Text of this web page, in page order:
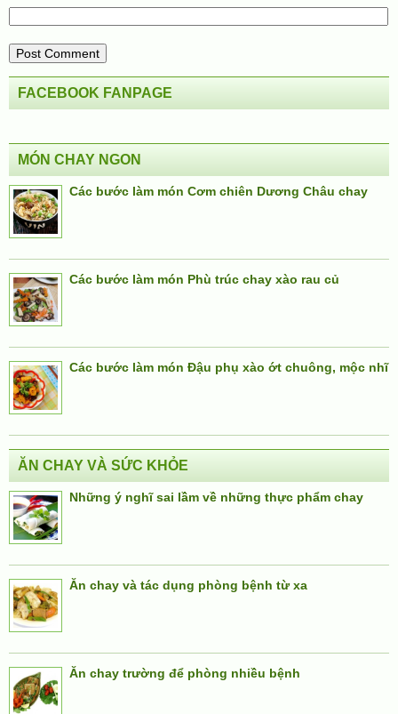
FACEBOOK FANPAGE
MÓN CHAY NGON
Các bước làm món Cơm chiên Dương Châu chay
Các bước làm món Phù trúc chay xào rau củ
Các bước làm món Đậu phụ xào ớt chuông, mộc nhĩ
ĂN CHAY VÀ SỨC KHỎE
Những ý nghĩ sai lầm về những thực phẩm chay
Ăn chay và tác dụng phòng bệnh từ xa
Ăn chay trường để phòng nhiều bệnh